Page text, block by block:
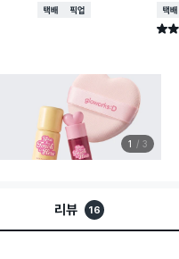
택배배송매장픽업 택배
별점
1 3
리뷰 16